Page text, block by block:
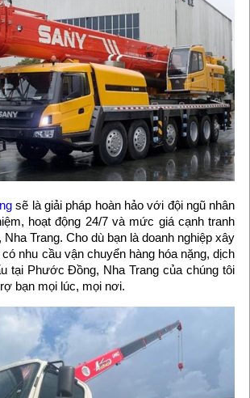
sẽ là giải pháp hoàn hảo với đội ngũ nhân
hoạt động 24/7 và mức giá cạnh tranh
Trang. Cho dù bạn là doanh nghiệp xây
nhu cầu vận chuyển hàng hóa nặng, dịch
tại Phước Đồng, Nha Trang của chúng tôi
bạn mọi lúc, mọi nơi.